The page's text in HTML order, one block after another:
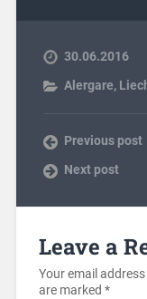
30.06.2016
Alergare,
Previous post
Next post
Leave a
Your email
are marked *